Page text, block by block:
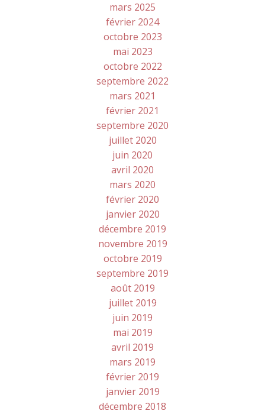
mars 2025
février 2024
octobre 2023
mai 2023
octobre 2022
septembre 2022
mars 2021
février 2021
septembre 2020
juillet 2020
juin 2020
avril 2020
mars 2020
février 2020
janvier 2020
décembre 2019
novembre 2019
octobre 2019
septembre 2019
août 2019
juillet 2019
juin 2019
mai 2019
avril 2019
mars 2019
février 2019
janvier 2019
décembre 2018